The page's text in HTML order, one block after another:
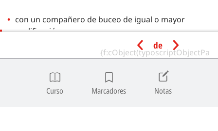
con un compañero de buceo de igual o mayor
cualificación.
Cualificación Mínima para
Instructores
Un Full Cave Diving Instructor en estado activo puede
de
Curso Marcadores Notas